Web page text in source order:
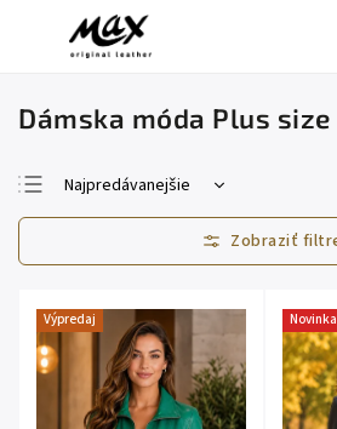
Dámska móda Plus size
Najpredávanejšie
Najlacnejšie
Najdrahšie
Výpredaj Novinka